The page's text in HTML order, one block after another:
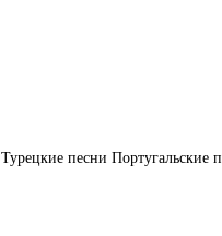
Турецкие песни Португальские